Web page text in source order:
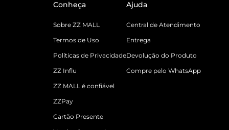
Conheça
Sobre ZZ MALL
Termos de Uso
Políticas de Privacidade
ZZ Influ
ZZ MALL é confiável
ZZPay
Cartão Presente
Ajuda
Central de Atendimento
Entrega
Devolução do Produto
Compre pelo WhatsApp